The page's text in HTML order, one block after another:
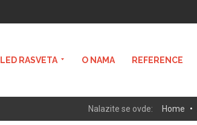
LED RASVETA O NAMA REFERENCE
Nalazite se ovde: Home •